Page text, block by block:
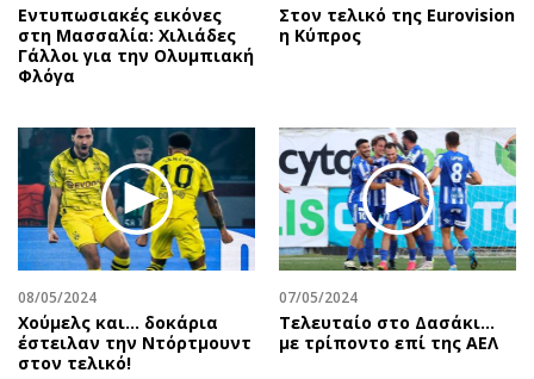
Εντυπωσιακές εικόνες
στη Μασσαλία: Χιλιάδες
Γάλλοι για την Ολυμπιακή
Φλόγα
Στον τελικό της Eurovision
η Κύπρος
08/05/2024
Χούμελς και... δοκάρια
έστειλαν την Ντόρτμουντ
στον τελικό!
07/05/2024
Τελευταίο στο Δασάκι…
με τρίποντο επί της ΑΕΛ